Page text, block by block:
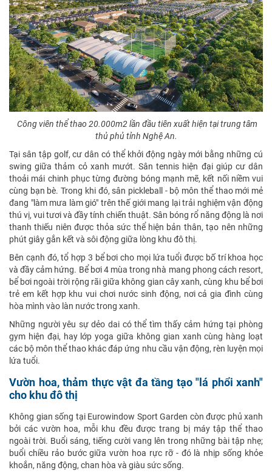
Công viên thể thao 20.000m2 lần đầu tiên xuất hiện tại trung tâm
thủ phủ tỉnh Nghệ An.
Tại sân tập golf, cư dân có thể khởi động ngày mới bằng những cú
swing giữa thảm cỏ xanh mướt. Sân tennis hiện đại giúp cư dân
thoải mái chinh phục từng đường bóng mạnh mẽ, kết nối niềm vui
cùng bạn bè. Trong khi đó, sân pickleball - bộ môn thể thao mới mẻ
đang "làm mưa làm gió" trên thế giới mang lại trải nghiệm vận động
thú vị, vui tươi và đầy tính chiến thuật. Sân bóng rổ năng động là nơi
thanh thiếu niên được thỏa sức thể hiện bản thân, tạo nên những
phút giây gắn kết và sôi động giữa lòng khu đô thị.
Bên cạnh đó, tổ hợp 3 bể bơi cho mọi lứa tuổi được bố trí khoa học
và đầy cảm hứng. Bể bơi 4 mùa trong nhà mang phong cách resort,
bể bơi ngoài trời rộng rãi giữa không gian cây xanh, cùng khu bể bơi
trẻ em kết hợp khu vui chơi nước sinh động, nơi cả gia đình cùng
hòa mình vào làn nước trong xanh.
Những người yêu sự dẻo dai có thể tìm thấy cảm hứng tại phòng
gym hiện đại, hay lớp yoga giữa không gian xanh cùng hàng loạt
các bộ môn thể thao khác đáp ứng nhu cầu vận động, rèn luyện mọi
lứa tuổi.
Vườn hoa, thảm thực vật đa tầng tạo "lá phổi xanh"
cho khu đô thị
Không gian sống tại Eurowindow Sport Garden còn được phủ xanh
bởi các vườn hoa, mỗi khu đều được trang bị máy tập thể thao
ngoài trời. Buổi sáng, tiếng cười vang lên trong những bài tập nhẹ;
buổi chiều rảo bước giữa vườn hoa rực rỡ - đó là nhịp sống khỏe
khoắn, năng động, chan hòa và giàu sức sống.